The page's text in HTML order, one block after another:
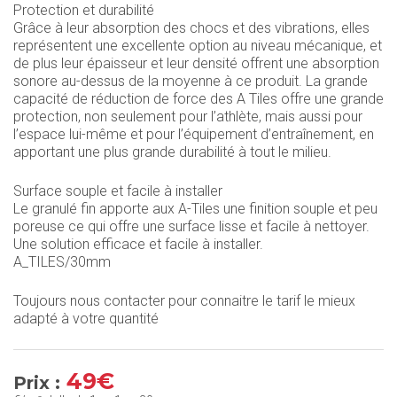
Protection et durabilité
Grâce à leur absorption des chocs et des vibrations, elles
représentent une excellente option au niveau mécanique, et
de plus leur épaisseur et leur densité offrent une absorption
sonore au-dessus de la moyenne à ce produit. La grande
capacité de réduction de force des A Tiles offre une grande
protection, non seulement pour l’athlète, mais aussi pour
l’espace lui-même et pour l’équipement d’entraînement, en
apportant une plus grande durabilité à tout le milieu.
Surface souple et facile à installer
Le granulé fin apporte aux A-Tiles une finition souple et peu
poreuse ce qui offre une surface lisse et facile à nettoyer.
Une solution efficace et facile à installer.
A_TILES/30mm
Toujours nous contacter pour connaitre le tarif le mieux
adapté à votre quantité
Prix : 49€